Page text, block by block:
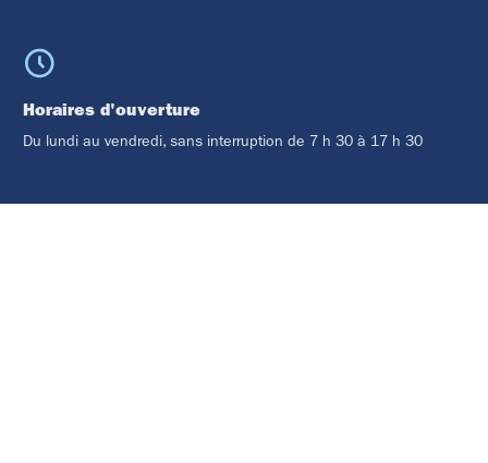
Horaires d'ouverture
Du lundi au vendredi, sans interruption de 7 h 30 à 17 h 30